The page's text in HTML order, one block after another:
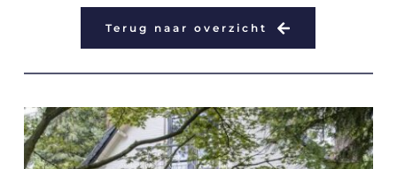
Terug naar overzicht